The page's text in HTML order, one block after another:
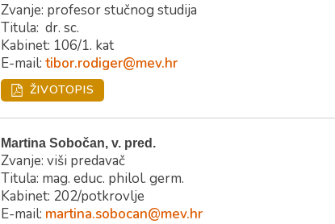
Zvanje: profesor stučnog studija
Titula: dr. sc.
Kabinet: 106/1. kat
E-mail:tibor.rodiger@mev.hr
ŽIVOTOPIS
Martina Sobočan, v. pred.
Zvanje: viši predavač
Titula: mag. educ. philol. germ.
Kabinet: 202/potkrovlje
E-mail: martina.sobocan@mev.hr